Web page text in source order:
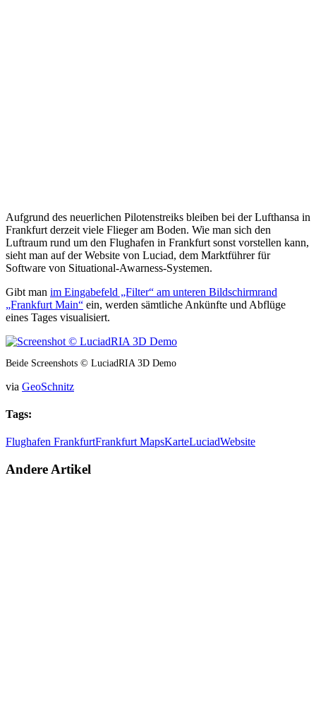
Aufgrund des neuerlichen Pilotenstreiks bleiben bei der Lufthansa in
Frankfurt derzeit viele Flieger am Boden. Wie man sich den
Luftraum rund um den Flughafen in Frankfurt sonst vorstellen kann,
sieht man auf der Website von Luciad, dem Marktführer für
Software von Situational-Awarness-Systemen.
Gibt man im Eingabefeld „Filter“ am unteren Bildschirmrand
„Frankfurt Main“ ein, werden sämtliche Ankünfte und Abflüge
eines Tages visualisiert.
Beide Screenshots ©️ LuciadRIA 3D Demo
via GeoSchnitz
Tags:
Flughafen FrankfurtFrankfurt MapsKarteLuciadWebsite
Andere Artikel